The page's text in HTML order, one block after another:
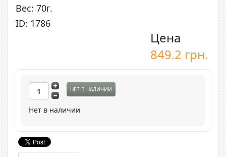
Вес: 70г.
ID: 1786
Цена
849.2 грн.
НЕТ В НАЛИЧИИ
Нет в наличии